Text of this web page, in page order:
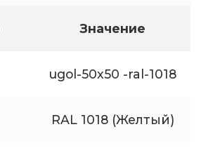
Значение
ugol-50x50 -ral-1018
RAL 1018 (Желтый)